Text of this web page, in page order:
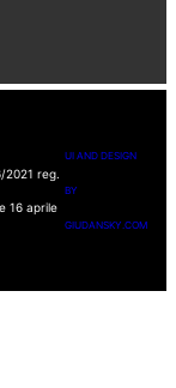
reg.
16 aprile
UI AND DESIGN
BY
GIUDANSKY.COM